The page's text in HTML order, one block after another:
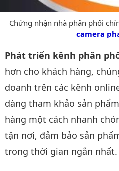
Chứng nhận nhà phân phối
camera
Phát triển kênh phân
hơn cho khách hàng,
doanh trên các kênh
dàng tham khảo sản
hàng một cách nhanh
tận nơi, đảm bảo sản
trong thời gian ngắn nhất.